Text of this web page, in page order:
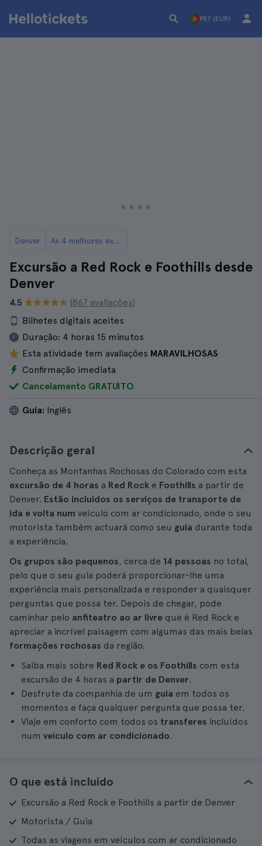
PRT (EUR)
Denver As 4 melhores excursões a partir de Denver
Excursão a Red Rock e Foothills desde
Denver
4.5
(867 avaliações)
Bilhetes digitais aceites
Duração: 4 horas 15 minutos
Esta atividade tem avaliações MARAVILHOSAS
Confirmação imediata
Cancelamento GRATUITO
Guia: Inglês
Descrição geral
Conheça as Montanhas Rochosas do Colorado com esta
excursão de 4 horas a Red Rock e Foothills a partir de
Denver. Estão incluídos os serviços de transporte de
ida e volta num veículo com ar condicionado, onde o seu
motorista também actuará como seu guia durante toda
a experiência.
Os grupos são pequenos, cerca de 14 pessoas no total,
pelo que o seu guia poderá proporcionar-lhe uma
experiência mais personalizada e responder a quaisquer
perguntas que possa ter. Depois de chegar, pode
caminhar pelo anfiteatro ao ar livre que é Red Rock e
apreciar a incrível paisagem com algumas das mais belas
formações rochosas da região.
Saiba mais sobre Red Rock e os Foothills com esta
excursão de 4 horas a partir de Denver.
Desfrute da companhia de um guia em todos os
momentos e faça qualquer pergunta que possa ter.
Viaje em conforto com todos os transferes incluídos
num veículo com ar condicionado.
O que está incluído
Excursão a Red Rock e Foothills a partir de Denver
Motorista / Guia
Todas as viagens em veículos com ar condicionado